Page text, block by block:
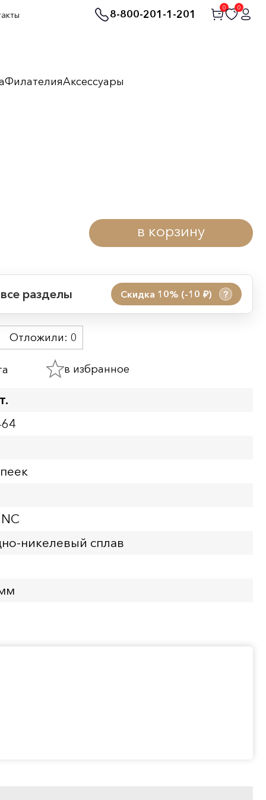
8-800-201-1-201
0 0
ФилателияАксессуары
в корзину
разделы Скидка 10% (-10 руб.) ?
Отложили: 0
в избранное
никелевый сплав